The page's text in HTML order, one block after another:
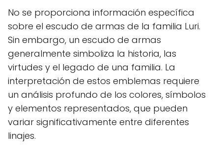
No se proporciona información específica
sobre el escudo de armas de la familia Luri.
Sin embargo, un escudo de armas
generalmente simboliza la historia, las
virtudes y el legado de una familia. La
interpretación de estos emblemas requiere
un análisis profundo de los colores, símbolos
y elementos representados, que pueden
variar significativamente entre diferentes
linajes.